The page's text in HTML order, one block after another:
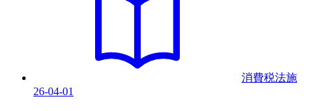
消費税法施
26-04-01